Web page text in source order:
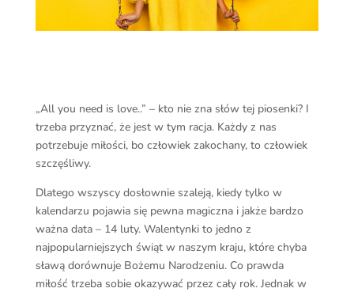
„All you need is love..” – kto nie zna słów tej piosenki? I
trzeba przyznać, że jest w tym racja. Każdy z nas
potrzebuje miłości, bo człowiek zakochany, to człowiek
szczęśliwy.
Dlatego wszyscy dosłownie szaleją, kiedy tylko w
kalendarzu pojawia się pewna magiczna i jakże bardzo
ważna data – 14 luty. Walentynki to jedno z
najpopularniejszych świąt w naszym kraju, które chyba
sławą dorównuje Bożemu Narodzeniu. Co prawda
miłość trzeba sobie okazywać przez cały rok. Jednak w